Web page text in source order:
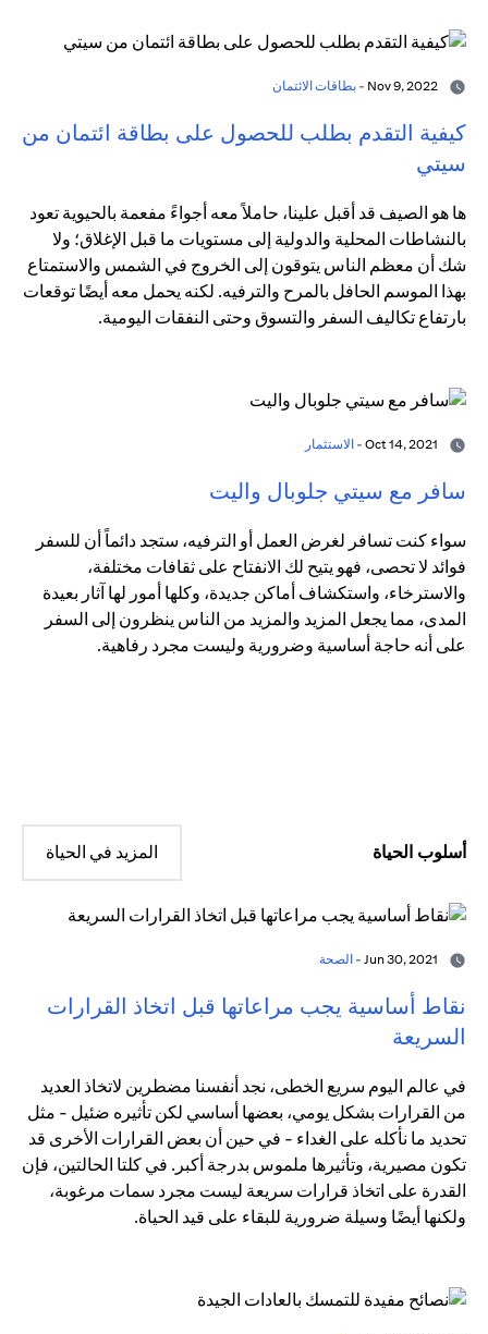
بطاقات الائتمان
كيفية التقدم بطلب للحصول على بطاقة ائتمان من
سيتي
ها هو الصيف قد أقبل علينا، حاملاً معه أجواءً مفعمة بالحيوية تعود
بالنشاطات المحلية والدولية إلى مستويات ما قبل الإغلاق؛ ولا
شك أن معظم الناس يتوقون إلى الخروج في الشمس والاستمتاع
بهذا الموسم الحافل بالمرح والترفيه. لكنه يحمل معه أيضًا توقعات
بارتفاع تكاليف السفر والتسوق وحتى النفقات اليومية.
الاستثمار
سافر مع سيتي جلوبال واليت
سواء كنت تسافر لغرض العمل أو الترفيه، ستجد دائماً أن للسفر
فوائد لا تحصى، فهو يتيح لك الانفتاح على ثقافات مختلفة،
والاسترخاء، واستكشاف أماكن جديدة، وكلها أمور لها آثار بعيدة
المدى، مما يجعل المزيد والمزيد من الناس ينظرون إلى السفر
على أنه حاجة أساسية وضرورية وليست مجرد رفاهية.
أسلوب الحياة المزيد في الحياة
الصحة
نقاط أساسية يجب مراعاتها قبل اتخاذ القرارات
السريعة
في عالم اليوم سريع الخطى، نجد أنفسنا مضطرين لاتخاذ العديد
من القرارات بشكل يومي، بعضها أساسي لكن تأثيره ضئيل - مثل
تحديد ما نأكله على الغداء - في حين أن بعض القرارات الأخرى قد
تكون مصيرية، وتأثيرها ملموس بدرجة أكبر. في كلتا الحالتين، فإن
القدرة على اتخاذ قرارات سريعة ليست مجرد سمات مرغوبة،
ولكنها أيضًا وسيلة ضرورية للبقاء على قيد الحياة.